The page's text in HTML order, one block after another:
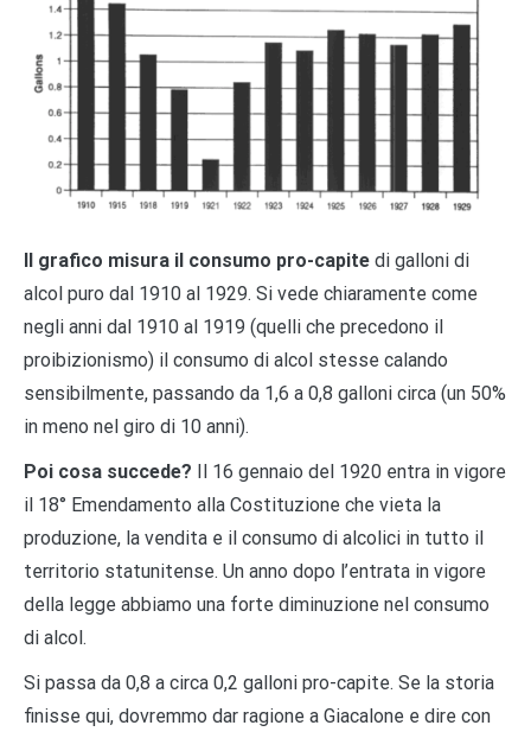
Il grafico misura il consumo pro-capite di galloni di
alcol puro dal 1910 al 1929. Si vede chiaramente come
negli anni dal 1910 al 1919 (quelli che precedono il
proibizionismo) il consumo di alcol stesse calando
sensibilmente, passando da 1,6 a 0,8 galloni circa (un 50%
in meno nel giro di 10 anni).
Poi cosa succede? Il 16 gennaio del 1920 entra in vigore
il 18° Emendamento alla Costituzione che vieta la
produzione, la vendita e il consumo di alcolici in tutto il
territorio statunitense. Un anno dopo l’entrata in vigore
della legge abbiamo una forte diminuzione nel consumo
di alcol.
Si passa da 0,8 a circa 0,2 galloni pro-capite. Se la storia
finisse qui, dovremmo dar ragione a Giacalone e dire con